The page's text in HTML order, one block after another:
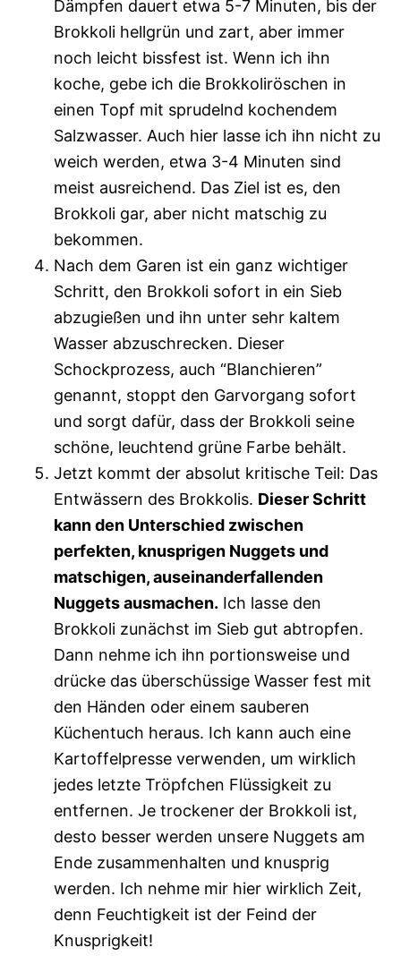
Dämpfen dauert etwa 5-7 Minuten, bis der
Brokkoli hellgrün und zart, aber immer
noch leicht bissfest ist. Wenn ich ihn
koche, gebe ich die Brokkoliröschen in
einen Topf mit sprudelnd kochendem
Salzwasser. Auch hier lasse ich ihn nicht zu
weich werden, etwa 3-4 Minuten sind
meist ausreichend. Das Ziel ist es, den
Brokkoli gar, aber nicht matschig zu
bekommen.
Nach dem Garen ist ein ganz wichtiger
Schritt, den Brokkoli sofort in ein Sieb
abzugießen und ihn unter sehr kaltem
Wasser abzuschrecken. Dieser
Schockprozess, auch “Blanchieren”
genannt, stoppt den Garvorgang sofort
und sorgt dafür, dass der Brokkoli seine
schöne, leuchtend grüne Farbe behält.
Jetzt kommt der absolut kritische Teil: Das
Entwässern des Brokkolis. Dieser Schritt
kann den Unterschied zwischen
perfekten, knusprigen Nuggets und
matschigen, auseinanderfallenden
Nuggets ausmachen. Ich lasse den
Brokkoli zunächst im Sieb gut abtropfen.
Dann nehme ich ihn portionsweise und
drücke das überschüssige Wasser fest mit
den Händen oder einem sauberen
Küchentuch heraus. Ich kann auch eine
Kartoffelpresse verwenden, um wirklich
jedes letzte Tröpfchen Flüssigkeit zu
entfernen. Je trockener der Brokkoli ist,
desto besser werden unsere Nuggets am
Ende zusammenhalten und knusprig
werden. Ich nehme mir hier wirklich Zeit,
denn Feuchtigkeit ist der Feind der
Knusprigkeit!